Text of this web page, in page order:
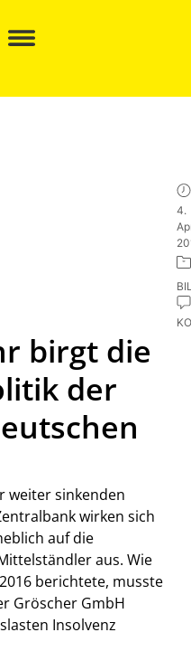
4.
birgt die
der
weiter sinkenden
wirken sich
auf die
aus. Wie
berichtete, musste
Gröscher GmbH
Insolvenz